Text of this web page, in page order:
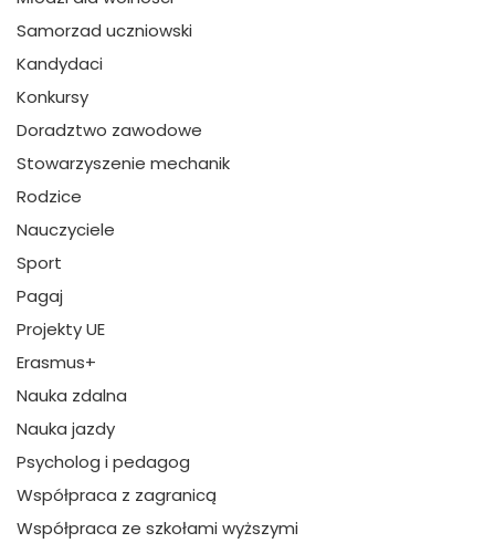
Samorzad uczniowski
Kandydaci
Konkursy
Doradztwo zawodowe
Stowarzyszenie mechanik
Rodzice
Nauczyciele
Sport
Pagaj
Projekty UE
Erasmus+
Nauka zdalna
Nauka jazdy
Psycholog i pedagog
Współpraca z zagranicą
Współpraca ze szkołami wyższymi